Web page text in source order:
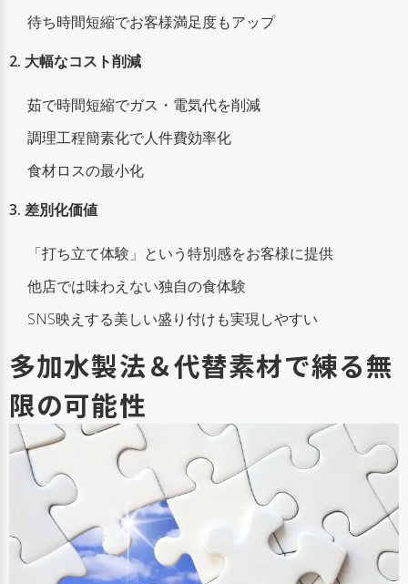
待ち時間短縮でお客様満足度もアップ
2. 大幅なコスト削減
茹で時間短縮でガス・電気代を削減
調理工程簡素化で人件費効率化
食材ロスの最小化
3. 差別化価値
「打ち立て体験」という特別感をお客様に提供
他店では味わえない独自の食体験
SNS映えする美しい盛り付けも実現しやすい
多加水製法＆代替素材で練る無
限の可能性